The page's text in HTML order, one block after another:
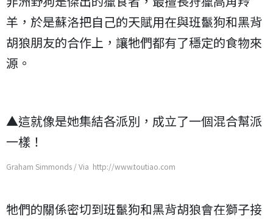
羊，於是蘇洛把自己的天賦用在與班鬣狗和黑背
胡狼朋友的合作上，讓牠們都有了穩定的食物來
源。
▲這就像是她集結各派別，成立了一個混合幫派
一樣！
Graham Simmonds / Via http://www.toutiao.com
牠們的關係密切到班鬣狗和黑背胡狼會在獅子接